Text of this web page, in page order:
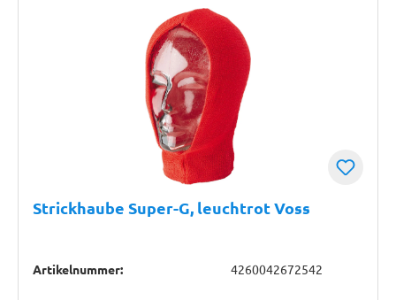
Strickhaube Super-G, leuchtrot Voss
Artikelnummer: 4260042672542